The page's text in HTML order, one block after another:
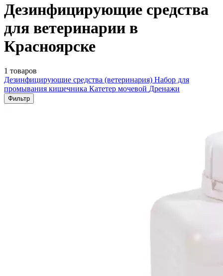
Дезинфицирующие средства
для ветеринарии в
Красноярске
1 товаров
Дезинфицирующие средства (ветеринария) Набор для
промывания кишечника Катетер мочевой Дренажи
Фильтр